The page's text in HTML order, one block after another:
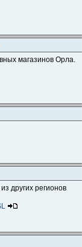
магазинов Орла.
других регионов